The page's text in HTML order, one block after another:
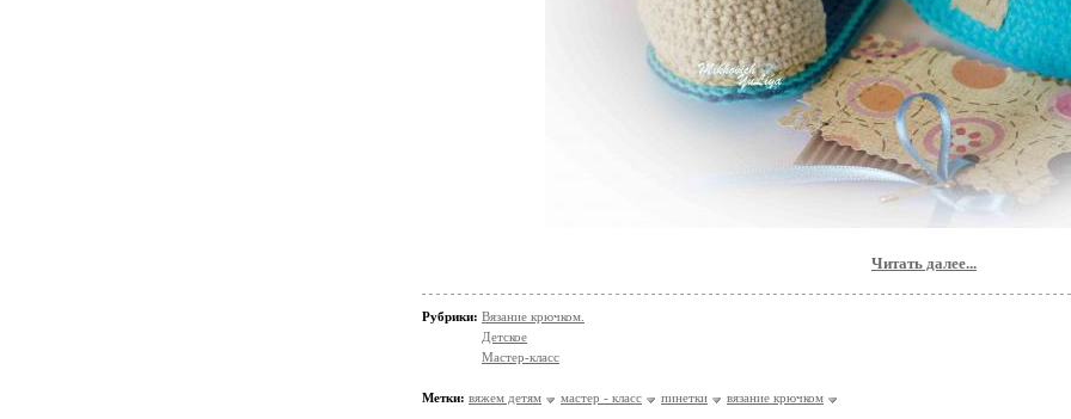
Читать далее...
Рубрики: Вязание крючком.
Детское
Мастер-класс
Метки: вяжем детям мастер - класс пинетки вязание крючком